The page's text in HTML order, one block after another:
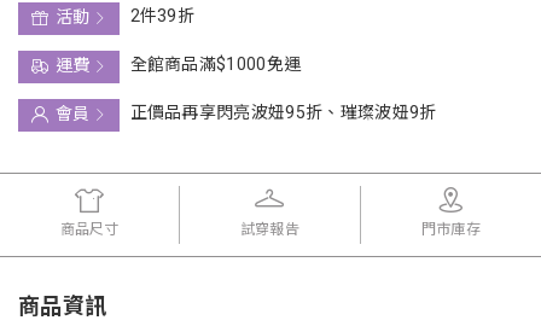
活動
2件39折
運費
全館商品滿$1000免運
會員
正價品再享閃亮波妞95折、璀璨波妞9折
商品尺寸 試穿報告 門市庫存
商品資訊